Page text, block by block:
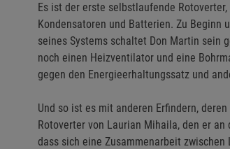
Es ist der erste selbstlaufende
Kondensatoren und Batterien. Zu Beginn
seines Systems schaltet Don Martin sein
noch einen Heizventilator und eine
gegen den Energieerhaltungssatz und
Und so ist es mit anderen Erfindern,
Rotoverter von Laurian Mihaila, den er
dass sich eine Zusammenarbeit